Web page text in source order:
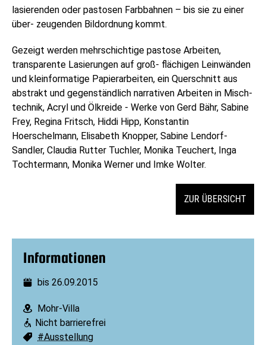
lasierenden oder pastosen Farbbahnen – bis sie zu einer
über- zeugenden Bildordnung kommt.
Gezeigt werden mehrschichtige pastose Arbeiten,
transparente Lasierungen auf groß- flächigen Leinwänden
und kleinformatige Papierarbeiten, ein Querschnitt aus
abstrakt und gegenständlich narrativen Arbeiten in Misch-
technik, Acryl und Ölkreide - Werke von Gerd Bähr, Sabine
Frey, Regina Fritsch, Hiddi Hipp, Konstantin
Hoerschelmann, Elisabeth Knopper, Sabine Lendorf-
Sandler, Claudia Rutter Tuchler, Monika Teuchert, Inga
Tochtermann, Monika Werner und Imke Wolter.
ZUR ÜBERSICHT
Informationen
Datum:
bis 26.09.2015
Ort:
Mohr-Villa
Barrierefreiheit:
Nicht barrierefrei
Schlagworte:
#Ausstellung